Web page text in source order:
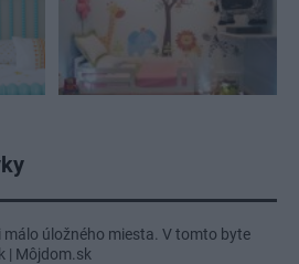
málo úložného miesta. V tomto byte
| Môjdom.sk